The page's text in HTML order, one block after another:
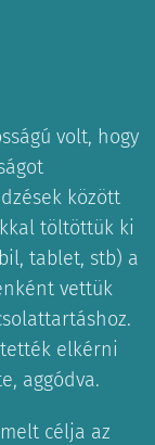
volt, hogy
között
töltöttük ki
tablet, stb) a
vettük
elkérni
aggódva.
célja az